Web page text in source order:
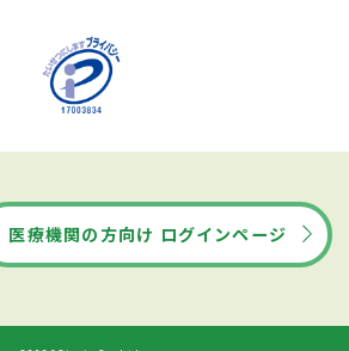
医療機関の方向け ログインページ